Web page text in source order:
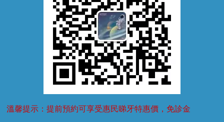
溫馨提示：提前預約可享受惠民睇牙特惠價，免診金